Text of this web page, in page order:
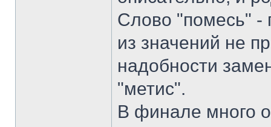
Слово "помесь" -
из значений не
надобности
"метис".
В финале много